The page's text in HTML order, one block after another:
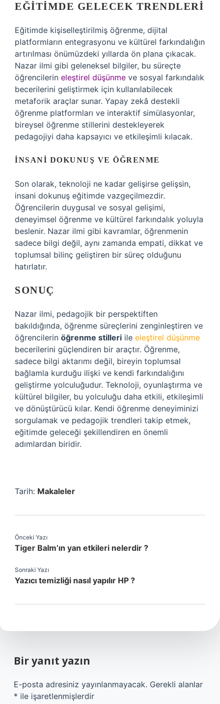
EĞITIMDE GELECEK TRENDLERI
Eğitimde kişiselleştirilmiş öğrenme, dijital
platformların entegrasyonu ve kültürel farkındalığın
artırılması önümüzdeki yıllarda ön plana çıkacak.
Nazar ilmi gibi geleneksel bilgiler, bu süreçte
öğrencilerin eleştirel düşünme ve sosyal farkındalık
becerilerini geliştirmek için kullanılabilecek
metaforik araçlar sunar. Yapay zekâ destekli
öğrenme platformları ve interaktif simülasyonlar,
bireysel öğrenme stillerini destekleyerek
pedagojiyi daha kapsayıcı ve etkileşimli kılacak.
İNSANI DOKUNUŞ VE ÖĞRENME
Son olarak, teknoloji ne kadar gelişirse gelişsin,
insani dokunuş eğitimde vazgeçilmezdir.
Öğrencilerin duygusal ve sosyal gelişimi,
deneyimsel öğrenme ve kültürel farkındalık yoluyla
beslenir. Nazar ilmi gibi kavramlar, öğrenmenin
sadece bilgi değil, aynı zamanda empati, dikkat ve
toplumsal bilinç geliştiren bir süreç olduğunu
hatırlatır.
SONUÇ
Nazar ilmi, pedagojik bir perspektiften
bakıldığında, öğrenme süreçlerini zenginleştiren ve
öğrencilerin öğrenme stilleri ile eleştirel düşünme
becerilerini güçlendiren bir araçtır. Öğrenme,
sadece bilgi aktarımı değil, bireyin toplumsal
bağlamla kurduğu ilişki ve kendi farkındalığını
geliştirme yolculuğudur. Teknoloji, oyunlaştırma ve
kültürel bilgiler, bu yolculuğu daha etkili, etkileşimli
ve dönüştürücü kılar. Kendi öğrenme deneyiminizi
sorgulamak ve pedagojik trendleri takip etmek,
eğitimde geleceği şekillendiren en önemli
adımlardan biridir.
Tarih: Makaleler
Önceki Yazı
Tiger Balm’ın yan etkileri nelerdir ?
Sonraki Yazı
Yazıcı temizliği nasıl yapılır HP ?
Bir yanıt yazın
E-posta adresiniz yayınlanmayacak. Gerekli alanlar
* ile işaretlenmişlerdir